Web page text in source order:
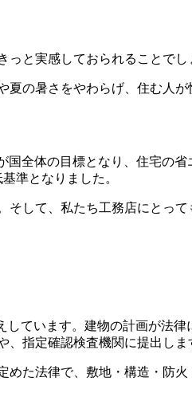
と実感しておられることでし
の暑さをやわらげ、住む人
全体の目標となり、住宅の
準となりました。
して、私たち工務店にとっ
ています。建物の計画が法
指定確認検査機関に提出しま
た法律で、敷地・構造・防